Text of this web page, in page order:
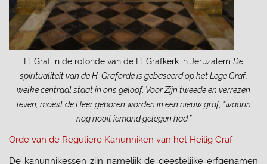
H. Graf in de rotonde van de H. Grafkerk in Jeruzalem De
spiritualiteit van de H. Graforde is gebaseerd op het Lege Graf,
welke centraal staat in ons geloof. Voor Zijn tweede en verrezen
leven, moest de Heer geboren worden in een nieuw graf, “waarin
nog nooit iemand gelegen had.”
Orde van de Reguliere Kanunniken van het Heilig Graf
De kanunnikessen zijn namelijk de geestelijke erfgenamen